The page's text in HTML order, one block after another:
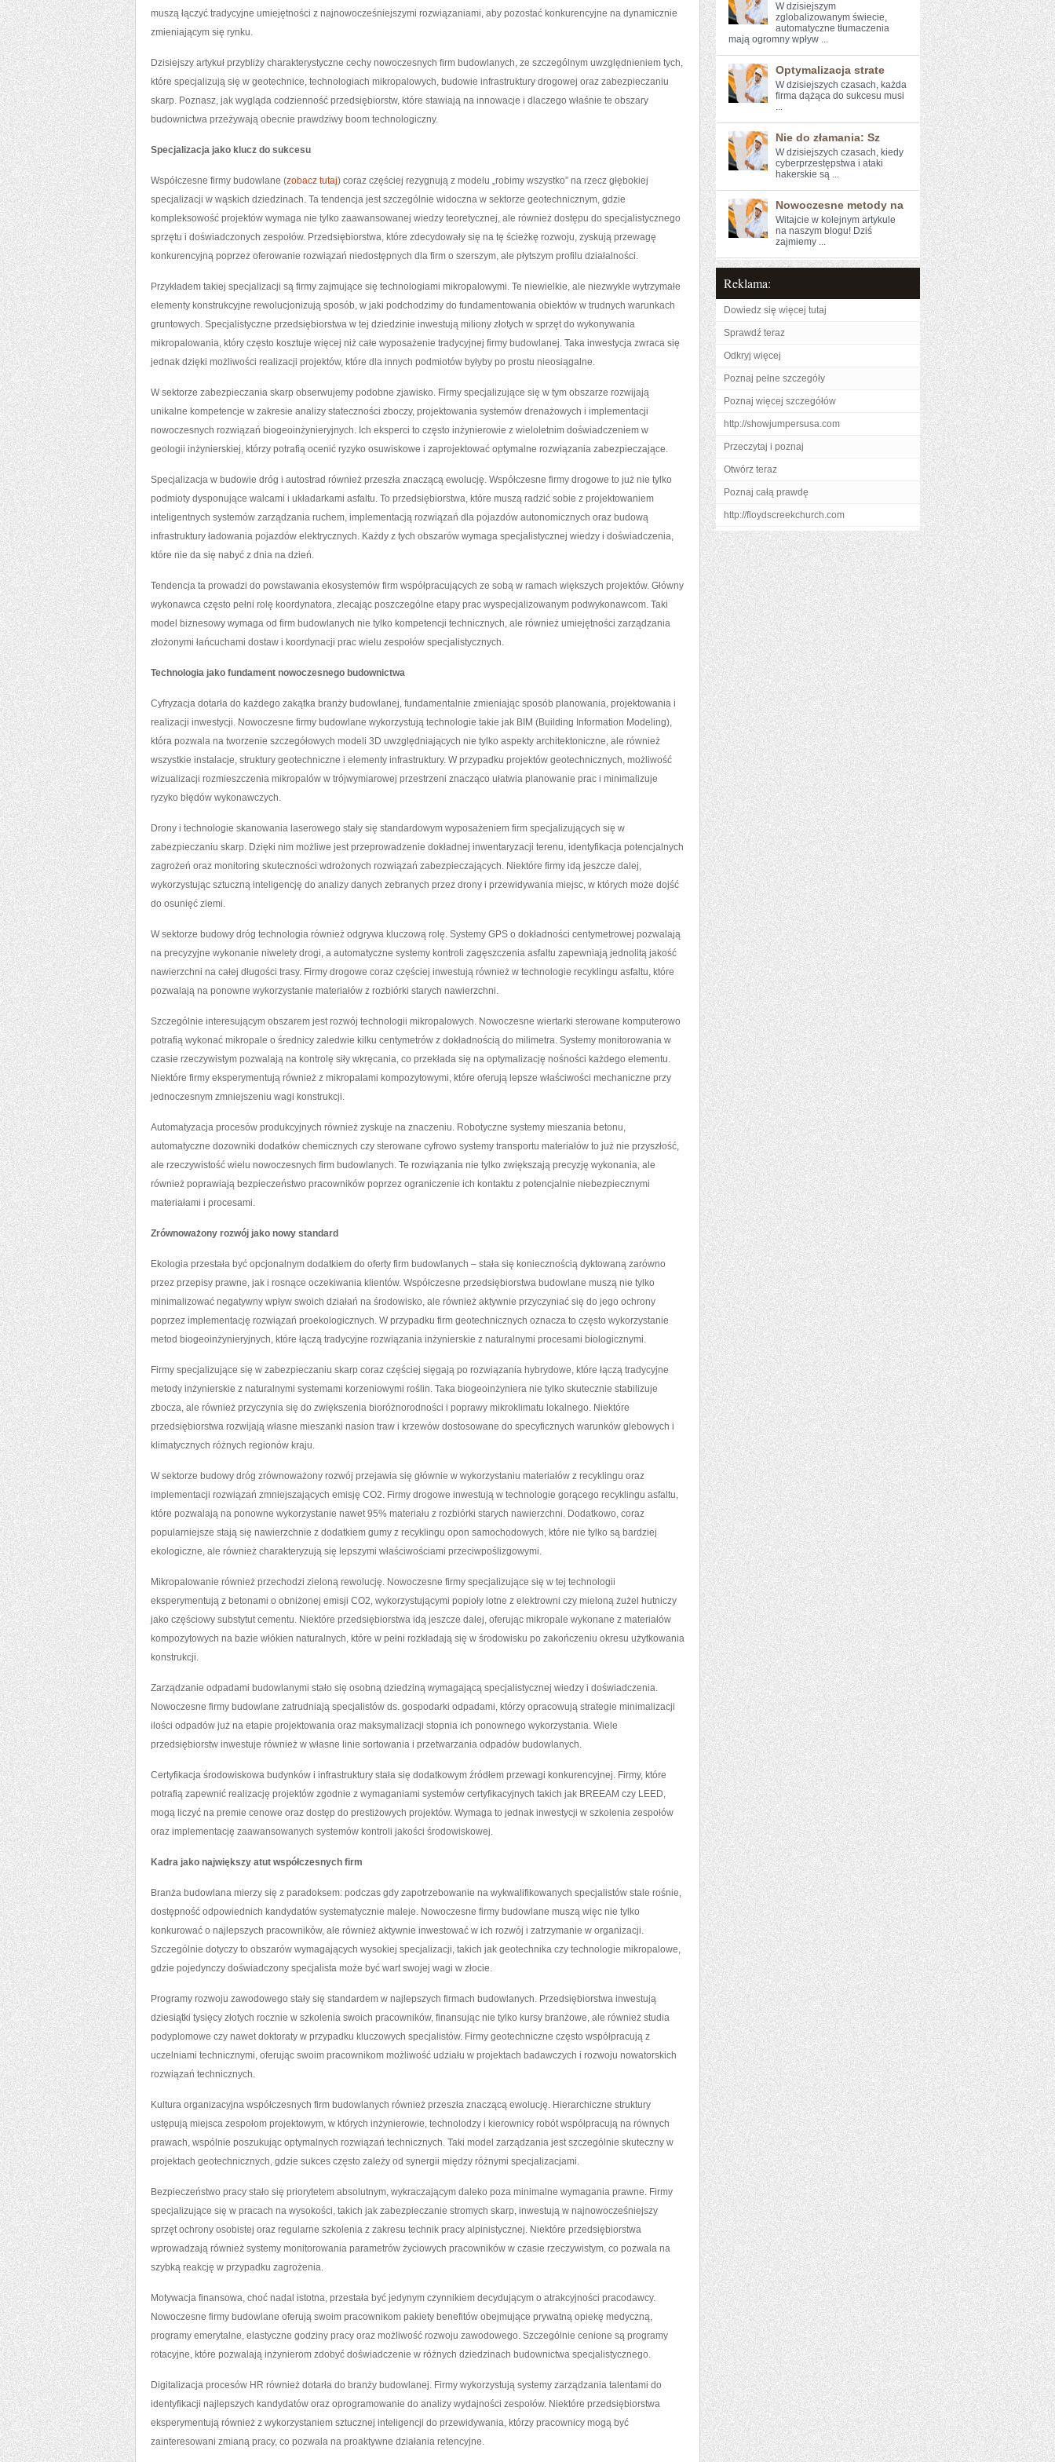
muszą łączyć tradycyjne umiejętności z najnowocześniejszymi rozwiązaniami, aby pozostać konkurencyjne na dynamicznie
zmieniającym się rynku.
Dzisiejszy artykuł przybliży charakterystyczne cechy nowoczesnych firm budowlanych, ze szczególnym uwzględnieniem tych,
które specjalizują się w geotechnice, technologiach mikropalowych, budowie infrastruktury drogowej oraz zabezpieczaniu
skarp. Poznasz, jak wygląda codzienność przedsiębiorstw, które stawiają na innowacje i dlaczego właśnie te obszary
budownictwa przeżywają obecnie prawdziwy boom technologiczny.
Specjalizacja jako klucz do sukcesu
Współczesne firmy budowlane (zobacz tutaj) coraz częściej rezygnują z modelu „robimy wszystko” na rzecz głębokiej
specjalizacji w wąskich dziedzinach. Ta tendencja jest szczególnie widoczna w sektorze geotechnicznym, gdzie
kompleksowość projektów wymaga nie tylko zaawansowanej wiedzy teoretycznej, ale również dostępu do specjalistycznego
sprzętu i doświadczonych zespołów. Przedsiębiorstwa, które zdecydowały się na tę ścieżkę rozwoju, zyskują przewagę
konkurencyjną poprzez oferowanie rozwiązań niedostępnych dla firm o szerszym, ale płytszym profilu działalności.
Przykładem takiej specjalizacji są firmy zajmujące się technologiami mikropalowymi. Te niewielkie, ale niezwykle wytrzymałe
elementy konstrukcyjne rewolucjonizują sposób, w jaki podchodzimy do fundamentowania obiektów w trudnych warunkach
gruntowych. Specjalistyczne przedsiębiorstwa w tej dziedzinie inwestują miliony złotych w sprzęt do wykonywania
mikropalowania, który często kosztuje więcej niż całe wyposażenie tradycyjnej firmy budowlanej. Taka inwestycja zwraca się
jednak dzięki możliwości realizacji projektów, które dla innych podmiotów byłyby po prostu nieosiągalne.
W sektorze zabezpieczania skarp obserwujemy podobne zjawisko. Firmy specjalizujące się w tym obszarze rozwijają
unikalne kompetencje w zakresie analizy stateczności zboczy, projektowania systemów drenażowych i implementacji
nowoczesnych rozwiązań biogeoinżynieryjnych. Ich eksperci to często inżynierowie z wieloletnim doświadczeniem w
geologii inżynierskiej, którzy potrafią ocenić ryzyko osuwiskowe i zaprojektować optymalne rozwiązania zabezpieczające.
Specjalizacja w budowie dróg i autostrad również przeszła znaczącą ewolucję. Współczesne firmy drogowe to już nie tylko
podmioty dysponujące walcami i układarkami asfaltu. To przedsiębiorstwa, które muszą radzić sobie z projektowaniem
inteligentnych systemów zarządzania ruchem, implementacją rozwiązań dla pojazdów autonomicznych oraz budową
infrastruktury ładowania pojazdów elektrycznych. Każdy z tych obszarów wymaga specjalistycznej wiedzy i doświadczenia,
które nie da się nabyć z dnia na dzień.
Tendencja ta prowadzi do powstawania ekosystemów firm współpracujących ze sobą w ramach większych projektów. Główny
wykonawca często pełni rolę koordynatora, zlecając poszczególne etapy prac wyspecjalizowanym podwykonawcom. Taki
model biznesowy wymaga od firm budowlanych nie tylko kompetencji technicznych, ale również umiejętności zarządzania
złożonymi łańcuchami dostaw i koordynacji prac wielu zespołów specjalistycznych.
Technologia jako fundament nowoczesnego budownictwa
Cyfryzacja dotarła do każdego zakątka branży budowlanej, fundamentalnie zmieniając sposób planowania, projektowania i
realizacji inwestycji. Nowoczesne firmy budowlane wykorzystują technologie takie jak BIM (Building Information Modeling),
która pozwala na tworzenie szczegółowych modeli 3D uwzględniających nie tylko aspekty architektoniczne, ale również
wszystkie instalacje, struktury geotechniczne i elementy infrastruktury. W przypadku projektów geotechnicznych, możliwość
wizualizacji rozmieszczenia mikropalów w trójwymiarowej przestrzeni znacząco ułatwia planowanie prac i minimalizuje
ryzyko błędów wykonawczych.
Drony i technologie skanowania laserowego stały się standardowym wyposażeniem firm specjalizujących się w
zabezpieczaniu skarp. Dzięki nim możliwe jest przeprowadzenie dokładnej inwentaryzacji terenu, identyfikacja potencjalnych
zagrożeń oraz monitoring skuteczności wdrożonych rozwiązań zabezpieczających. Niektóre firmy idą jeszcze dalej,
wykorzystując sztuczną inteligencję do analizy danych zebranych przez drony i przewidywania miejsc, w których może dojść
do osunięć ziemi.
W sektorze budowy dróg technologia również odgrywa kluczową rolę. Systemy GPS o dokładności centymetrowej pozwalają
na precyzyjne wykonanie niwelety drogi, a automatyczne systemy kontroli zagęszczenia asfaltu zapewniają jednolitą jakość
nawierzchni na całej długości trasy. Firmy drogowe coraz częściej inwestują również w technologie recyklingu asfaltu, które
pozwalają na ponowne wykorzystanie materiałów z rozbiórki starych nawierzchni.
Szczególnie interesującym obszarem jest rozwój technologii mikropalowych. Nowoczesne wiertarki sterowane komputerowo
potrafią wykonać mikropale o średnicy zaledwie kilku centymetrów z dokładnością do milimetra. Systemy monitorowania w
czasie rzeczywistym pozwalają na kontrolę siły wkręcania, co przekłada się na optymalizację nośności każdego elementu.
Niektóre firmy eksperymentują również z mikropalami kompozytowymi, które oferują lepsze właściwości mechaniczne przy
jednoczesnym zmniejszeniu wagi konstrukcji.
Automatyzacja procesów produkcyjnych również zyskuje na znaczeniu. Robotyczne systemy mieszania betonu,
automatyczne dozowniki dodatków chemicznych czy sterowane cyfrowo systemy transportu materiałów to już nie przyszłość,
ale rzeczywistość wielu nowoczesnych firm budowlanych. Te rozwiązania nie tylko zwiększają precyzję wykonania, ale
również poprawiają bezpieczeństwo pracowników poprzez ograniczenie ich kontaktu z potencjalnie niebezpiecznymi
materiałami i procesami.
Zrównoważony rozwój jako nowy standard
Ekologia przestała być opcjonalnym dodatkiem do oferty firm budowlanych – stała się koniecznością dyktowaną zarówno
przez przepisy prawne, jak i rosnące oczekiwania klientów. Współczesne przedsiębiorstwa budowlane muszą nie tylko
minimalizować negatywny wpływ swoich działań na środowisko, ale również aktywnie przyczyniać się do jego ochrony
poprzez implementację rozwiązań proekologicznych. W przypadku firm geotechnicznych oznacza to często wykorzystanie
metod biogeoinżynieryjnych, które łączą tradycyjne rozwiązania inżynierskie z naturalnymi procesami biologicznymi.
Firmy specjalizujące się w zabezpieczaniu skarp coraz częściej sięgają po rozwiązania hybrydowe, które łączą tradycyjne
metody inżynierskie z naturalnymi systemami korzeniowymi roślin. Taka biogeoinżyniera nie tylko skutecznie stabilizuje
zbocza, ale również przyczynia się do zwiększenia bioróżnorodności i poprawy mikroklimatu lokalnego. Niektóre
przedsiębiorstwa rozwijają własne mieszanki nasion traw i krzewów dostosowane do specyficznych warunków glebowych i
klimatycznych różnych regionów kraju.
W sektorze budowy dróg zrównoważony rozwój przejawia się głównie w wykorzystaniu materiałów z recyklingu oraz
implementacji rozwiązań zmniejszających emisję CO2. Firmy drogowe inwestują w technologie gorącego recyklingu asfaltu,
które pozwalają na ponowne wykorzystanie nawet 95% materiału z rozbiórki starych nawierzchni. Dodatkowo, coraz
popularniejsze stają się nawierzchnie z dodatkiem gumy z recyklingu opon samochodowych, które nie tylko są bardziej
ekologiczne, ale również charakteryzują się lepszymi właściwościami przeciwpoślizgowymi.
Mikropalowanie również przechodzi zieloną rewolucję. Nowoczesne firmy specjalizujące się w tej technologii
eksperymentują z betonami o obniżonej emisji CO2, wykorzystującymi popioły lotne z elektrowni czy mieloną żużel hutniczy
jako częściowy substytut cementu. Niektóre przedsiębiorstwa idą jeszcze dalej, oferując mikropale wykonane z materiałów
kompozytowych na bazie włókien naturalnych, które w pełni rozkładają się w środowisku po zakończeniu okresu użytkowania
konstrukcji.
Zarządzanie odpadami budowlanymi stało się osobną dziedziną wymagającą specjalistycznej wiedzy i doświadczenia.
Nowoczesne firmy budowlane zatrudniają specjalistów ds. gospodarki odpadami, którzy opracowują strategie minimalizacji
ilości odpadów już na etapie projektowania oraz maksymalizacji stopnia ich ponownego wykorzystania. Wiele
przedsiębiorstw inwestuje również w własne linie sortowania i przetwarzania odpadów budowlanych.
Certyfikacja środowiskowa budynków i infrastruktury stała się dodatkowym źródłem przewagi konkurencyjnej. Firmy, które
potrafią zapewnić realizację projektów zgodnie z wymaganiami systemów certyfikacyjnych takich jak BREEAM czy LEED,
mogą liczyć na premie cenowe oraz dostęp do prestiżowych projektów. Wymaga to jednak inwestycji w szkolenia zespołów
oraz implementację zaawansowanych systemów kontroli jakości środowiskowej.
Kadra jako największy atut współczesnych firm
Branża budowlana mierzy się z paradoksem: podczas gdy zapotrzebowanie na wykwalifikowanych specjalistów stale rośnie,
dostępność odpowiednich kandydatów systematycznie maleje. Nowoczesne firmy budowlane muszą więc nie tylko
konkurować o najlepszych pracowników, ale również aktywnie inwestować w ich rozwój i zatrzymanie w organizacji.
Szczególnie dotyczy to obszarów wymagających wysokiej specjalizacji, takich jak geotechnika czy technologie mikropalowe,
gdzie pojedynczy doświadczony specjalista może być wart swojej wagi w złocie.
Programy rozwoju zawodowego stały się standardem w najlepszych firmach budowlanych. Przedsiębiorstwa inwestują
dziesiątki tysięcy złotych rocznie w szkolenia swoich pracowników, finansując nie tylko kursy branżowe, ale również studia
podyplomowe czy nawet doktoraty w przypadku kluczowych specjalistów. Firmy geotechniczne często współpracują z
uczelniami technicznymi, oferując swoim pracownikom możliwość udziału w projektach badawczych i rozwoju nowatorskich
rozwiązań technicznych.
Kultura organizacyjna współczesnych firm budowlanych również przeszła znaczącą ewolucję. Hierarchiczne struktury
ustępują miejsca zespołom projektowym, w których inżynierowie, technolodzy i kierownicy robót współpracują na równych
prawach, wspólnie poszukując optymalnych rozwiązań technicznych. Taki model zarządzania jest szczególnie skuteczny w
projektach geotechnicznych, gdzie sukces często zależy od synergii między różnymi specjalizacjami.
Bezpieczeństwo pracy stało się priorytetem absolutnym, wykraczającym daleko poza minimalne wymagania prawne. Firmy
specjalizujące się w pracach na wysokości, takich jak zabezpieczanie stromych skarp, inwestują w najnowocześniejszy
sprzęt ochrony osobistej oraz regularne szkolenia z zakresu technik pracy alpinistycznej. Niektóre przedsiębiorstwa
wprowadzają również systemy monitorowania parametrów życiowych pracowników w czasie rzeczywistym, co pozwala na
szybką reakcję w przypadku zagrożenia.
Motywacja finansowa, choć nadal istotna, przestała być jedynym czynnikiem decydującym o atrakcyjności pracodawcy.
Nowoczesne firmy budowlane oferują swoim pracownikom pakiety benefitów obejmujące prywatną opiekę medyczną,
programy emerytalne, elastyczne godziny pracy oraz możliwość rozwoju zawodowego. Szczególnie cenione są programy
rotacyjne, które pozwalają inżynierom zdobyć doświadczenie w różnych dziedzinach budownictwa specjalistycznego.
Digitalizacja procesów HR również dotarła do branży budowlanej. Firmy wykorzystują systemy zarządzania talentami do
identyfikacji najlepszych kandydatów oraz oprogramowanie do analizy wydajności zespołów. Niektóre przedsiębiorstwa
eksperymentują również z wykorzystaniem sztucznej inteligencji do przewidywania, którzy pracownicy mogą być
zainteresowani zmianą pracy, co pozwala na proaktywne działania retencyjne.
W‌ dzisiejszym
zglobalizowanym​ świecie,
⁣automatyczne ⁣tłumaczenia
mają ogromny wpływ ...
Optymalizacja strate
W dzisiejszych czasach, każda
firma dążąca do sukcesu musi
...
Nie do złamania: Sz
W ‍dzisiejszych czasach, kiedy
cyberprzestępstwa i ‌ataki
hakerskie są ...
Nowoczesne metody na
Witajcie w kolejnym artykule⁤
na naszym blogu! Dziś
zajmiemy ...
Reklama:
Dowiedz się więcej tutaj
Sprawdź teraz
Odkryj więcej
Poznaj pełne szczegóły
Poznaj więcej szczegółów
http://showjumpersusa.com
Przeczytaj i poznaj
Otwórz teraz
Poznaj całą prawdę
http://floydscreekchurch.com